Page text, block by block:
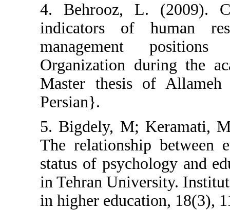
4. Behrooz,
indicators of
Organization
Master thesis
5. Bigdely, M;
The
status of
in Tehran
in higher